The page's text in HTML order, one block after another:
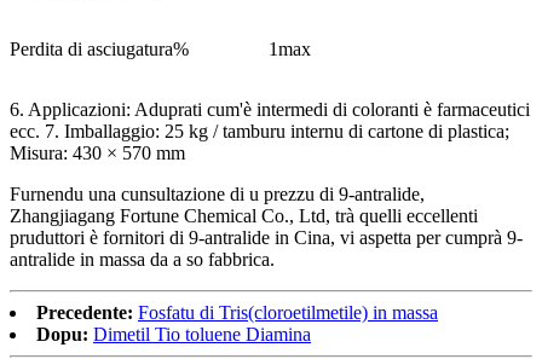
Perdita di asciugatura% 1max
6. Applicazioni: Aduprati cum'è intermedi di coloranti è farmaceutici
ecc. 7. Imballaggio: 25 kg / tamburu internu di cartone di plastica;
Misura: 430 × 570 mm
Furnendu una cunsultazione di u prezzu di 9-antralide,
Zhangjiagang Fortune Chemical Co., Ltd, trà quelli eccellenti
pruduttori è fornitori di 9-antralide in Cina, vi aspetta per cumprà 9-
antralide in massa da a so fabbrica.
Precedente: Fosfatu di Tris(cloroetilmetile) in massa
Dopu: Dimetil Tio toluene Diamina